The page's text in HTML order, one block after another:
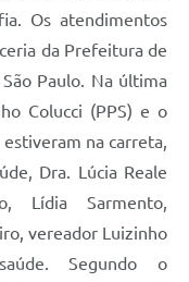
Os atendimentos
da Prefeitura de
Paulo. Na última
Colucci (PPS) e o
na carreta,
Dra. Lúcia Reale
Lídia Sarmento,
vereador Luizinho
Segundo o